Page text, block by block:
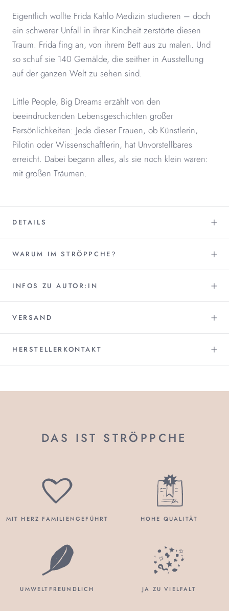
Eigentlich wollte Frida Kahlo Medizin studieren – doch
ein schwerer Unfall in ihrer Kindheit zerstörte diesen
Traum. Frida fing an, von ihrem Bett aus zu malen. Und
so schuf sie 140 Gemälde, die seither in Ausstellung
auf der ganzen Welt zu sehen sind.
Little People, Big Dreams erzählt von den
beeindruckenden Lebensgeschichten großer
Persönlichkeiten: Jede dieser Frauen, ob Künstlerin,
Pilotin oder Wissenschaftlerin, hat Unvorstellbares
erreicht. Dabei begann alles, als sie noch klein waren:
mit großen Träumen.
DETAILS
WARUM IM STRÖPPCHE?
INFOS ZU AUTOR:IN
VERSAND
HERSTELLERKONTAKT
DAS IST STRÖPPCHE
MIT HERZ FAMILIENGEFÜHRT HOHE QUALITÄT
UMWELTFREUNDLICH JA ZU VIELFALT